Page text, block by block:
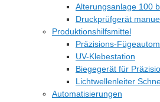
Alterungsanlage 100
Druckprüfgerät
Produktionshilfsmittel
Präzisions-
UV-Klebestation
Biegegerät für
Lichtwellenleiter
Automatisierungen